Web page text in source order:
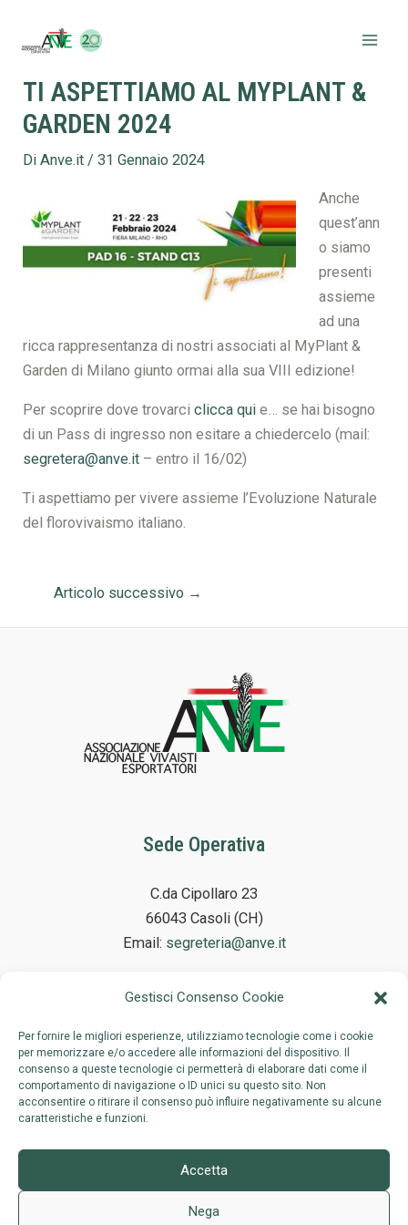
Gestisci Consenso Cookie
Per fornire le migliori esperienze, utilizziamo tecnologie come i cookie
per memorizzare e/o accedere alle informazioni del dispositivo. Il
consenso a queste tecnologie ci permetterà di elaborare dati come il
comportamento di navigazione o ID unici su questo sito. Non
acconsentire o ritirare il consenso può influire negativamente su alcune
caratteristiche e funzioni.
Accetta
Nega
TI ASPETTIAMO AL MYPLANT &
GARDEN 2024
DiAnve.it/31 Gennaio 2024
Anche
quest’ann
o siamo
presenti
assieme
ad una
ricca rappresentanza di nostri associati al MyPlant &
Garden di Milano giunto ormai alla sua VIII edizione!
Per scoprire dove trovarciclicca qui e… se hai bisogno
di un Pass di ingresso non esitare a chiedercelo (mail:
segretera@anve.it – entro il 16/02)
Ti aspettiamo per vivere assieme l’Evoluzione Naturale
del florovivaismo italiano.
articoli
Articolo successivo →
Sede Operativa
C.da Cipollaro 23
66043 Casoli (CH)
Email: segreteria@anve.it
Sede Legale
Via Adelaide Ristori 38
00197 Roma